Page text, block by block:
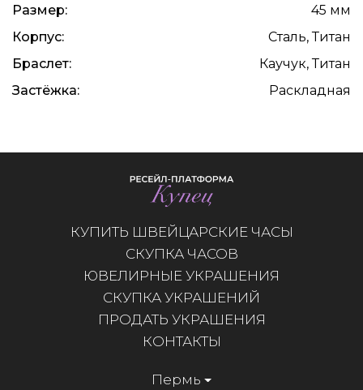
Размер:
45 мм
Корпус:
Сталь, Титан
Браслет:
Каучук, Титан
Застёжка:
Раскладная
КУПИТЬ ШВЕЙЦАРСКИЕ ЧАСЫ
СКУПКА ЧАСОВ
ЮВЕЛИРНЫЕ УКРАШЕНИЯ
СКУПКА УКРАШЕНИЙ
ПРОДАТЬ УКРАШЕНИЯ
КОНТАКТЫ
Пермь